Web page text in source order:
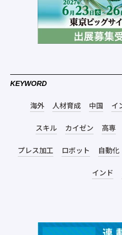
KEYWORD
海外 人材育成 中国 イ
スキル カイゼン 高専
プレス加工 ロボット 自動化
インド